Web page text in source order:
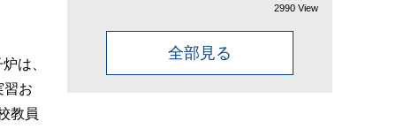
は、
習お
教員
2990 View
全部見る